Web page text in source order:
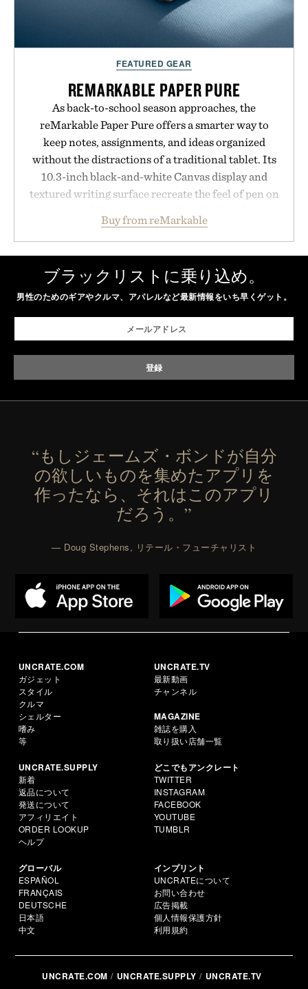
FEATURED GEAR
REMARKABLE PAPER PURE
As back-to-school season approaches, the
reMarkable Paper Pure offers a smarter way to
keep notes, assignments, and ideas organized
without the distractions of a traditional tablet. Its
10.3-inch black-and-white Canvas display and
textured writing surface recreate the feel of pen on
lectures, study sessions, and brainstorming feel
natural. Lightweight enough to carry between
a charge, it also syncs with Google Drive, OneDrive,
Dropbox, and popular calendar platforms, with
handwriting search, text conversion, and AI-
powered summaries helping students spend less
Presented by reMarkable.
Buy from reMarkable
ブラックリストに乗り込め。
男性のためのギアやクルマ、アパレルなど最新情報をいち早くゲット。
“もしジェームズ・ボンドが自分
の欲しいものを集めたアプリを
作ったなら、それはこのアプリ
だろう。”
— Doug Stephens, リテール・フューチャリスト
UNCRATE.COM
ガジェット
スタイル
クルマ
シェルター
嗜み
等
UNCRATE.TV
最新動画
チャンネル
MAGAZINE
雑誌を購入
取り扱い店舗一覧
UNCRATE.SUPPLY
新着
返品について
発送について
アフィリエイト
ORDER LOOKUP
ヘルプ
どこでもアンクレート
TWITTER
INSTAGRAM
FACEBOOK
YOUTUBE
TUMBLR
グローバル
ESPAÑOL
FRANÇAIS
DEUTSCHE
日本語
中文
インプリント
UNCRATEについて
お問い合わせ
広告掲載
個人情報保護方針
利用規約
UNCRATE.COM UNCRATE.SUPPLY UNCRATE.TV